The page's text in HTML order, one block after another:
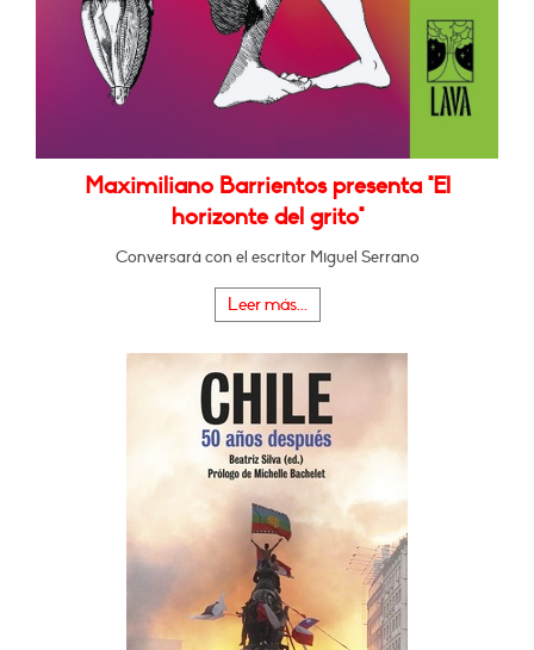
Maximiliano Barrientos presenta "El
horizonte del grito"
Conversará con el escritor Miguel Serrano
Leer más...